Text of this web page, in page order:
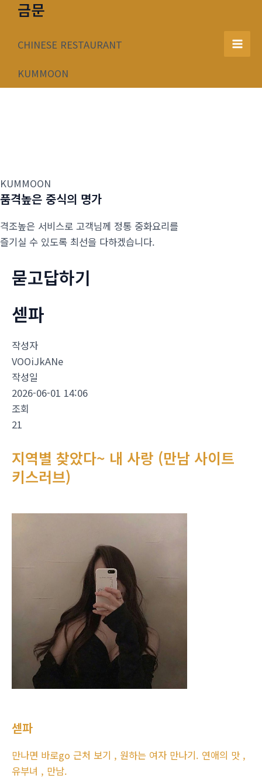
너
금문
CHINESE RESTAURANT
KUMMOON
Main
KUMMOON
품격높은 중식의 명가
격조높은 서비스로 고객님께 정통 중화요리를
즐기실 수 있도록 최선을 다하겠습니다.
묻고답하기
섿파
작성자
VOOiJkANe
작성일
2026-06-01 14:06
조회
21
지역별 찾았다~ 내 사랑 (만남 사이트
키스러브)
섿파
만나면 바로go 근처 보기 , 원하는 여자 만나기. 연애의 맛 ,
유부녀 , 만남.